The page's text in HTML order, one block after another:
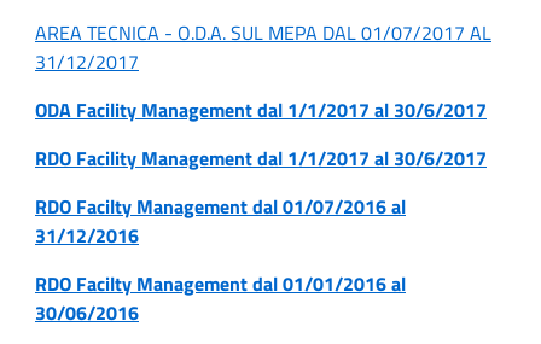
AREA TECNICA - O.D.A. SUL MEPA DAL 01/07/2017 AL
31/12/2017
ODA Facility Management dal 1/1/2017 al 30/6/2017
RDO Facility Management dal 1/1/2017 al 30/6/2017
RDO Facilty Management dal 01/07/2016 al
31/12/2016
RDO Facilty Management dal 01/01/2016 al
30/06/2016